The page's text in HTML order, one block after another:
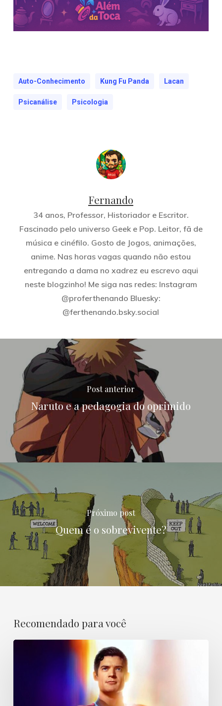
Auto-Conhecimento Kung Fu Panda Lacan
Psicanálise Psicologia
Fernando
34 anos, Professor, Historiador e Escritor.
Fascinado pelo universo Geek e Pop. Leitor, fã de
música e cinéfilo. Gosto de Jogos, animações,
anime. Nas horas vagas quando não estou
entregando a dama no xadrez eu escrevo aqui
neste blogzinho! Me siga nas redes: Instagram
@proferthenando Bluesky:
@ferthenando.bsky.social
Post anterior
Naruto e a pedagogia do oprimido
Próximo post
Quem é o sobrevivente?
Recomendado para você